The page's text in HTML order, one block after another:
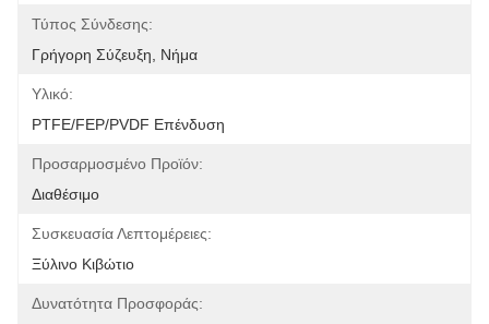
Τύπος Σύνδεσης:
Γρήγορη Σύζευξη, Νήμα
Υλικό:
PTFE/FEP/PVDF Επένδυση
Προσαρμοσμένο Προϊόν:
Διαθέσιμο
Συσκευασία Λεπτομέρειες:
Ξύλινο Κιβώτιο
Δυνατότητα Προσφοράς: